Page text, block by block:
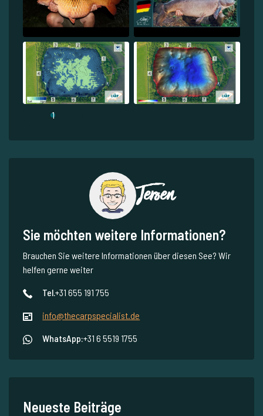
1
Jeroen
Sie möchten weitere Informationen?
Brauchen Sie weitere Informationen über diesen See? Wir
helfen gerne weiter
Tel.+31 655 191 755
info@thecarpspecialist.de
WhatsApp:+31 6 5519 1755
Neueste Beiträge